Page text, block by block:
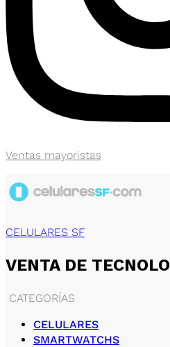
Ventas mayoristas
CELULARES SF
VENTA DE
CATEGORÍAS
CELULARES
SMARTWATCHS